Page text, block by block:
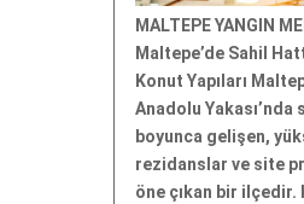
MALTEPE YANGIN
Maltepe’de Sahil
Konut Yapıları
Anadolu Yakası’nda
boyunca gelişen,
rezidanslar ve site
öne çıkan bir ilçedir.